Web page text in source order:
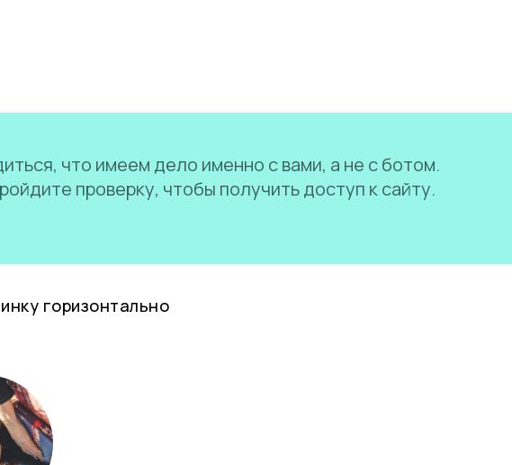
что имеем дело именно с вами, а не с ботом.
проверку, чтобы получить доступ к сайту.
горизонтально